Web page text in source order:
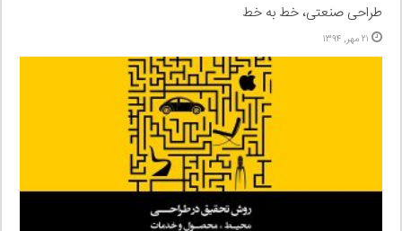
طراحی صنعتی، خط به خط
۲۱ مهر, ۱۳۹۴